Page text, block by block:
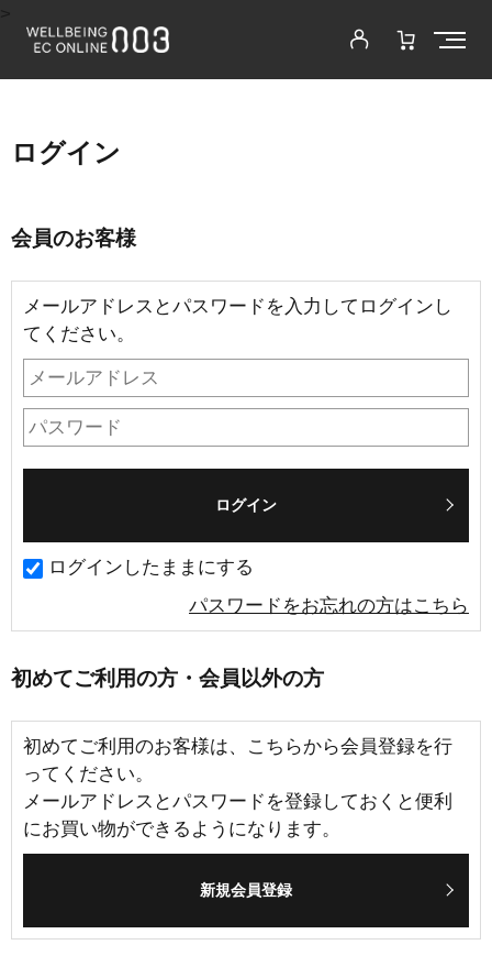
ログイン
会員のお客様
メールアドレスとパスワードを入力してログインし
てください。
ログインしたままにする
パスワードをお忘れの方はこちら
初めてご利用の方・会員以外の方
初めてご利用のお客様は、こちらから会員登録を行
ってください。
メールアドレスとパスワードを登録しておくと便利
にお買い物ができるようになります。